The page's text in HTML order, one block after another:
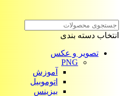
انتخاب دسته بندی
تصویر و عکس
PNG
آموزش
اتوموبیل
بیزینس